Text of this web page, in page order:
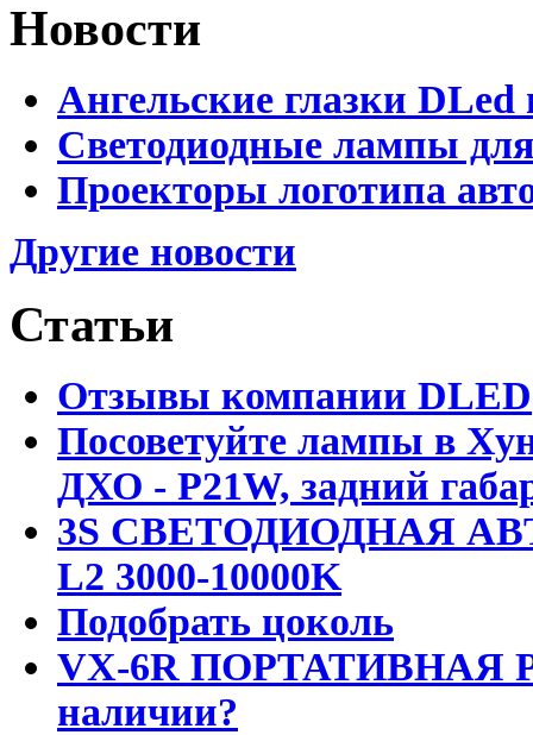
Новости
Ангельские глазки DLed
Светодиодные лампы
Проекторы логотипа
Другие новости
Статьи
Отзывы компании DLED
Посоветуйте лампы в
ДХО - P21W, задний
3S СВЕТОДИОДНАЯ
L2 3000-10000K
Подобрать цоколь
VX-6R ПОРТАТИВНАЯ
наличии?